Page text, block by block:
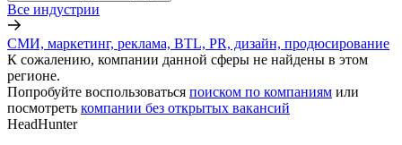
Все индустрии
СМИ, маркетинг, реклама, BTL, PR, дизайн, продюсирование
К сожалению, компании данной сферы не найдены в этом
регионе.
Попробуйте воспользоваться поиском по компаниям или
посмотреть компании без открытых вакансий
HeadHunter